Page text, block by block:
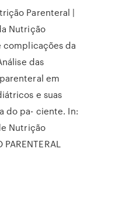
Parenteral |
Nutrição
complicações da
das
em
e suas
do pa- ciente. In:
Nutrição